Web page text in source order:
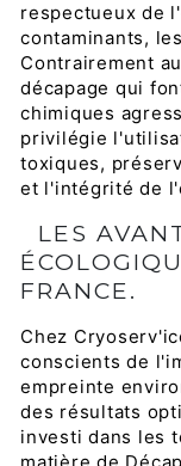
respectueux de
contaminants,
Contrairement
décapage qui
chimiques
privilégie
toxiques,
et l'intégrité de
LES
FRANCE.
Chez
conscients de
empreinte
des résultats
investi dans les